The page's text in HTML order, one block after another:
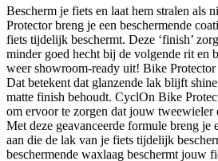
Bescherm je fiets en laat hem stralen als
Protector breng je een beschermende
fiets tijdelijk beschermt. Deze ‘finish’
minder goed hecht bij de volgende rit en
weer showroom-ready uit! Bike
Dat betekent dat glanzende lak blijft
matte finish behoudt. CyclOn Bike
om ervoor te zorgen dat jouw tweewieler
Met deze geavanceerde formule breng je
aan die de lak van je fiets tijdelijk
beschermende waxlaag beschermt jouw